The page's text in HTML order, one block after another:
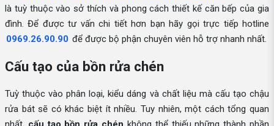
là tuỳ thuộc vào sở thích và phong cách thiết kế căn bếp của gia
đình. Để được tư vấn chi tiết hơn bạn hãy gọi trực tiếp hotline
0969.26.90.90 để được bộ phận chuyên viên hỗ trợ nhanh nhất.
Cấu tạo của bồn rửa chén
Tuỳ thuộc vào phân loại, kiểu dáng và chất liệu mà cấu tạo chậu
rửa bát sẽ có khác biệt ít nhiều. Tuy nhiên, một cách tổng quan